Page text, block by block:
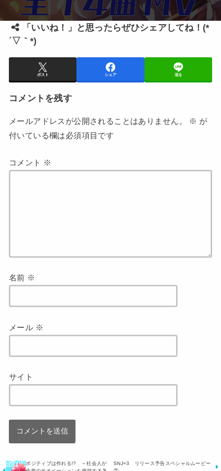
「いいね！」と思ったらぜひシェアしてね！(*
´▽｀*)
ポスト シェア 送る
コメントを残す
メールアドレスが公開されることはありません。 ※ が
付いている欄は必須項目です
コメント ※
名前 ※
メール ※
サイト
ポジティブは作れる!? ～社会人が
SNJ+3 リリース予告スペシャルムービー